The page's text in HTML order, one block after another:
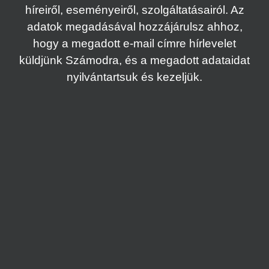
híreiről, eseményeiről, szolgáltatásairól. Az
adatok megadásával hozzájárulsz ahhoz,
hogy a megadott e-mail címre hírlevelet
küldjünk Számodra, és a megadott adataidat
nyilvántartsuk és kezeljük.